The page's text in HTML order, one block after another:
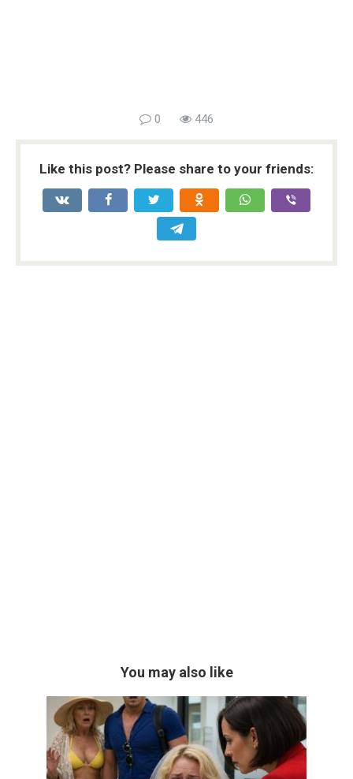
0 446
Like this post? Please share to your friends:
You may also like